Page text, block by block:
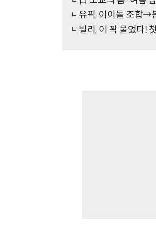
유픽, 아이돌 조합→
빌리, 이 꽉 물었다!